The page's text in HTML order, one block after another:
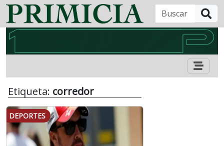
Etiqueta: corredor
DEPORTES